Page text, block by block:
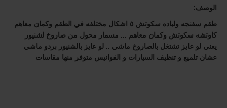
الوصف:
عشان تلميع و تنظيف السيارات و الفوانيس متوفر منها مقاسات